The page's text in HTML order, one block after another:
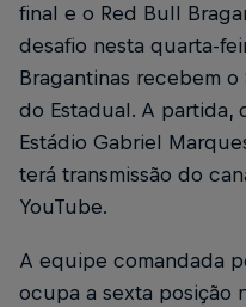
final e o Red Bull
desafio nesta quarta-
Bragantinas recebem
do Estadual. A partida,
Estádio Gabriel
terá transmissão do
YouTube.
A equipe comandada
ocupa a sexta posição